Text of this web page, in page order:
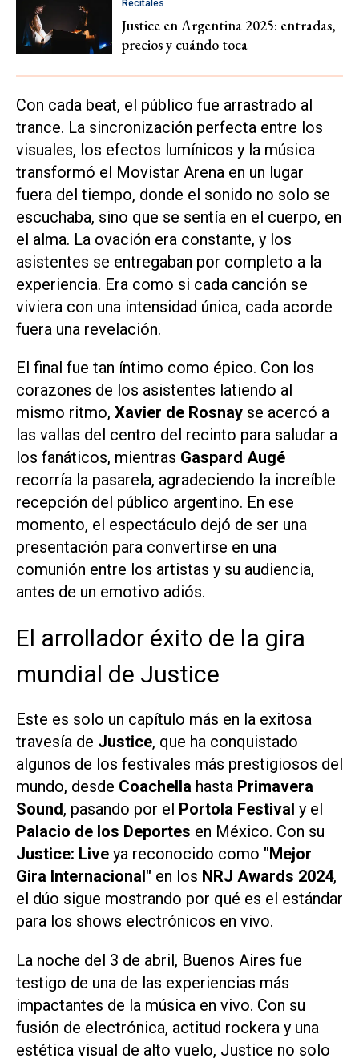
Recitales
Justice en Argentina 2025: entradas,
precios y cuándo toca
Con cada beat, el público fue arrastrado al
trance. La sincronización perfecta entre los
visuales, los efectos lumínicos y la música
transformó el Movistar Arena en un lugar
fuera del tiempo, donde el sonido no solo se
escuchaba, sino que se sentía en el cuerpo, en
el alma. La ovación era constante, y los
asistentes se entregaban por completo a la
experiencia. Era como si cada canción se
viviera con una intensidad única, cada acorde
fuera una revelación.
El final fue tan íntimo como épico. Con los
corazones de los asistentes latiendo al
mismo ritmo, Xavier de Rosnay se acercó a
las vallas del centro del recinto para saludar a
los fanáticos, mientras Gaspard Augé
recorría la pasarela, agradeciendo la increíble
recepción del público argentino. En ese
momento, el espectáculo dejó de ser una
presentación para convertirse en una
comunión entre los artistas y su audiencia,
antes de un emotivo adiós.
El arrollador éxito de la gira
mundial de Justice
Este es solo un capítulo más en la exitosa
travesía de Justice, que ha conquistado
algunos de los festivales más prestigiosos del
mundo, desde Coachella hasta Primavera
Sound, pasando por el Portola Festival y el
Palacio de los Deportes en México. Con su
Justice: Live ya reconocido como "Mejor
Gira Internacional" en los NRJ Awards 2024,
el dúo sigue mostrando por qué es el estándar
para los shows electrónicos en vivo.
La noche del 3 de abril, Buenos Aires fue
testigo de una de las experiencias más
impactantes de la música en vivo. Con su
fusión de electrónica, actitud rockera y una
estética visual de alto vuelo, Justice no solo